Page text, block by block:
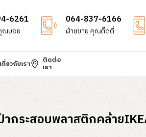
6261
ณบอย
064-837-6166
ฝ่ายขาย คุณติ๊ดตี่
เกี่ยวกับเรา ติดต่อ
เรา
ากระสอบพลาสติกคล้าย